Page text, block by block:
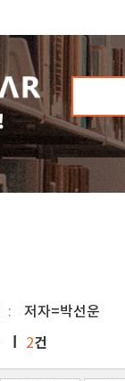
저자=박선운
2건